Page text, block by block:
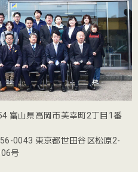
富山県高岡市美幸町2丁目1番
0043 東京都世田谷区松原2-
号